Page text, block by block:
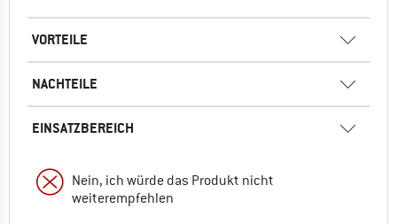
VORTEILE
NACHTEILE
EINSATZBEREICH
Nein, ich würde das Produkt nicht
weiterempfehlen